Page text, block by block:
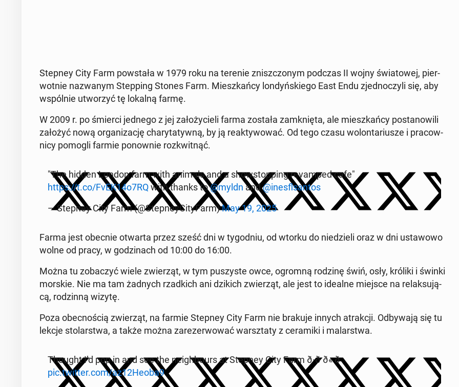
Stepney City Farm po­wsta­ła w 1979 roku na terenie znisz­czo­nym podczas II wojny świa­to­wej, pier­
wot­nie na­zwa­nym Step­ping Stones Farm. Miesz­kań­cy lon­dyń­skie­go East Endu zjed­no­czy­li się, aby
wspól­nie utwo­rzyć tę lokalną farmę.
W 2009 r. po śmierci jednego z jej za­ło­ży­cie­li farma została za­mknię­ta, ale miesz­kań­cy po­sta­no­wi­li
założyć nową or­ga­ni­za­cję cha­ry­ta­tyw­ną, by ją re­ak­ty­wo­wać. Od tego czasu wo­lon­ta­riu­sze i pra­cow­
ni­cy pomogli farmie po­now­nie roz­kwit­nąć.
"The hidden London farm with animals and a show­stop­ping re­vam­ped cafe"
https://t.co/FvEK14o7RQwith thanks to@myldnand@in­es­fl­san­tos
— Stepney City Farm (@Step­ney­Ci­ty­Farm)May 19, 2025
Farma jest obecnie otwarta przez sześć dni w ty­go­dniu, od wtorku do nie­dzie­li oraz w dni usta­wo­wo
wolne od pracy, w go­dzi­nach od 10:00 do 16:00.
Można tu zo­ba­czyć wiele zwie­rząt, w tym pu­szy­ste owce, ogromną rodzinę świń, osły, króliki i świnki
morskie. Nie ma tam żadnych rzad­kich ani dzikich zwie­rząt, ale jest to idealne miejsce na re­lak­su­ją­
cą, ro­dzin­ną wizytę.
Poza obec­no­ścią zwie­rząt, na farmie Stepney City Farm nie brakuje innych atrak­cji. Od­by­wa­ją się tu
lekcje sto­lar­stwa, a także można za­re­zer­wo­wać warsz­ta­ty z ce­ra­mi­ki i ma­lar­stwa.
Thought I’d pop in and see the ne­igh­bo­urs at Stepney City Farm ð·ð ð« ð
pic.twitter.com/az12Heoba9